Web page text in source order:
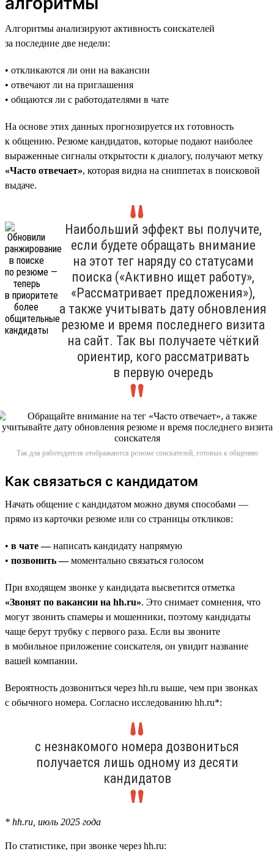
Алгоритмы анализируют активность соискателей
за последние две недели:
• откликаются ли они на вакансии
• отвечают ли на приглашения
• общаются ли с работодателями в чате
На основе этих данных прогнозируется их готовность
к общению. Резюме кандидатов, которые подают наиболее
выраженные сигналы открытости к диалогу, получают метку
«Часто отвечает», которая видна на сниппетах в поисковой
выдаче.
Наибольший эффект вы получите,
если будете обращать внимание
на этот тег наряду со статусами
поиска («Активно ищет работу»,
«Рассматривает предложения»),
а также учитывать дату обновления
резюме и время последнего визита
на сайт. Так вы получаете чёткий
ориентир, кого рассматривать
в первую очередь
Так для работодателя отображаются резюме соискателей, готовых к общению
Как связаться с кандидатом
Начать общение с кандидатом можно двумя способами —
прямо из карточки резюме или со страницы откликов:
• в чате —написать кандидату напрямую
• позвонить —моментально связаться голосом
При входящем звонке у кандидата высветится отметка
«Звонят по вакансии на hh.ru». Это снимает сомнения, что
могут звонить спамеры и мошенники, поэтому кандидаты
чаще берут трубку с первого раза. Если вы звоните
в мобильное приложение соискателя, он увидит название
вашей компании.
Вероятность дозвониться через hh.ru выше, чем при звонках
с обычного номера. Согласно исследованию hh.ru*:
с незнакомого номера дозвониться
получается лишь одному из десяти
кандидатов
* hh.ru, июль 2025 года
По статистике, при звонке через hh.ru: